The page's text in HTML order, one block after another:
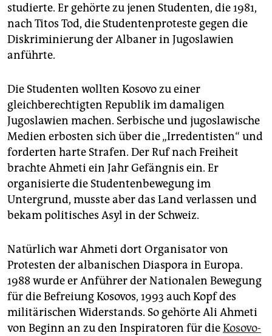
studierte. Er gehörte zu jenen Studenten, die 1981,
nach Titos Tod, die Studentenproteste gegen die
Diskriminierung der Albaner in Jugoslawien
anführte.
Die Studenten wollten Kosovo zu einer
gleichberechtigten Republik im damaligen
Jugoslawien machen. Serbische und jugoslawische
Medien erbosten sich über die „Irredentisten“ und
forderten harte Strafen. Der Ruf nach Freiheit
brachte Ahmeti ein Jahr Gefängnis ein. Er
organisierte die Studentenbewegung im
Untergrund, musste aber das Land verlassen und
bekam politisches Asyl in der Schweiz.
Natürlich war Ahmeti dort Organisator von
Protesten der albanischen Diaspora in Europa.
1988 wurde er Anführer der Nationalen Bewegung
für die Befreiung Kosovos, 1993 auch Kopf des
militärischen Widerstands. So gehörte Ali Ahmeti
von Beginn an zu den Inspiratoren für dieKosovo-